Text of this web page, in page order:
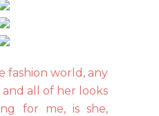
fashion world, any
all of her looks
for me, is she,